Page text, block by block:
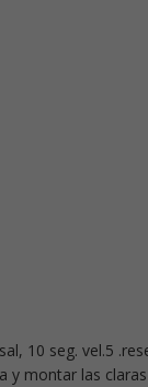
10 seg. vel.5
montar las